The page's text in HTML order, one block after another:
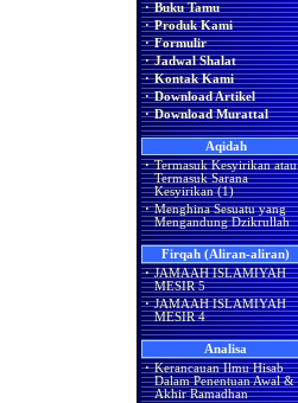
· Buku Tamu
· Produk Kami
· Formulir
· Jadwal Shalat
· Kontak Kami
· Download Artikel
· Download Murattal
Aqidah
· Termasuk Kesyirikan atau
Termasuk Sarana
Kesyirikan (1)
· Menghina Sesuatu yang
Mengandung Dzikrullah
Firqah (Aliran-aliran)
· JAMAAH ISLAMIYAH
MESIR 5
· JAMAAH ISLAMIYAH
MESIR 4
Analisa
· Kerancauan Ilmu Hisab
Dalam Penentuan Awal &
Akhir Ramadhan